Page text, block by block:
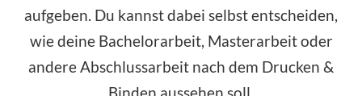
aufgeben. Du kannst dabei selbst entscheiden,
wie deine Bachelorarbeit, Masterarbeit oder
andere Abschlussarbeit nach dem Drucken &